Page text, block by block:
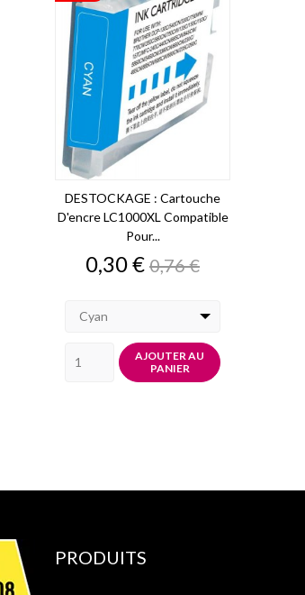
DESTOCKAGE : Cartouche
D'encre LC1000XL Compatible
Pour...
Prix
0,30 €Prix
de
0,76 €
Cyan
AJOUTER AU
PANIER
PRODUITS